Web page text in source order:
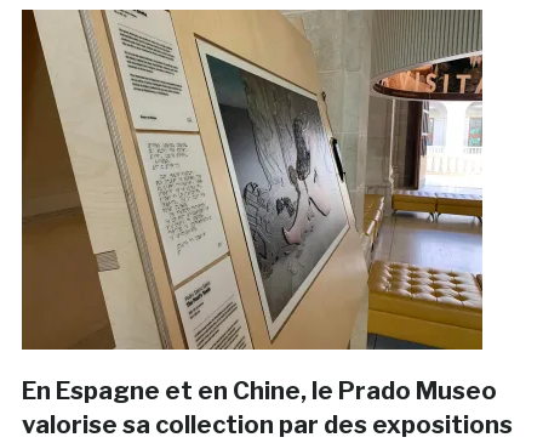
En Espagne et en Chine, le Prado Museo
valorise sa collection par des expositions